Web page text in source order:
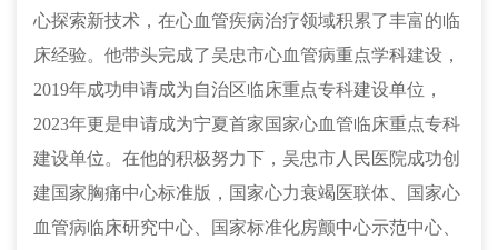
心探索新技术，在心血管疾病治疗领域积累了丰富的临
床经验。他带头完成了吴忠市心血管病重点学科建设，
2019年成功申请成为自治区临床重点专科建设单位，
2023年更是申请成为宁夏首家国家心血管临床重点专科
建设单位。在他的积极努力下，吴忠市人民医院成功创
建国家胸痛中心标准版，国家心力衰竭医联体、国家心
血管病临床研究中心、国家标准化房颤中心示范中心、